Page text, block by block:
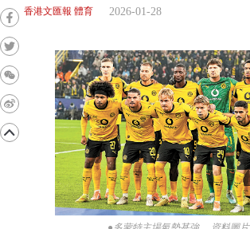
香港文匯報 體育 2026-01-28